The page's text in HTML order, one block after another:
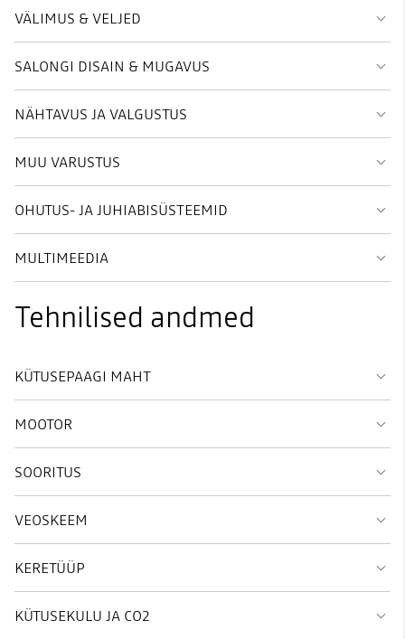
VÄLIMUS & VELJED
SALONGI DISAIN & MUGAVUS
NÄHTAVUS JA VALGUSTUS
MUU VARUSTUS
OHUTUS- JA JUHIABISÜSTEEMID
MULTIMEEDIA
Tehnilised andmed
KÜTUSEPAAGI MAHT
MOOTOR
SOORITUS
VEOSKEEM
KERETÜÜP
KÜTUSEKULU JA CO2